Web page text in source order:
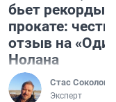
бьет рекорды в
прокате:
отзыв на
Нолана
Стас Соколов
Эксперт